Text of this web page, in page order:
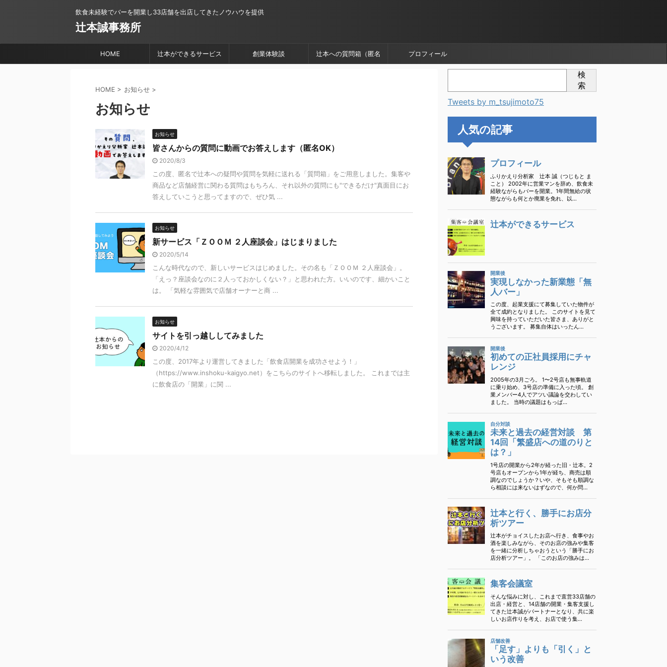
飲食未経験でバーを開業し33店舗を出店してきたノウハウを提供
辻本誠事務所
HOME 辻本ができるサービス 創業体験談 辻本への質問箱（匿名 プロフィール
HOME > お知らせ >
お知らせ
お知らせ
皆さんからの質問に動画でお答えします（匿名OK）
2020/8/3
この度、匿名で辻本への疑問や質問を気軽に送れる「質問箱」をご用意しました。集客や
商品など店舗経営に関わる質問はもちろん、それ以外の質問にも"できるだけ"真面目にお
答えしていこうと思ってますので、ぜひ気 ...
お知らせ
新サービス「ＺＯＯＭ ２人座談会」はじまりました
2020/5/14
こんな時代なので、新しいサービスはじめました。その名も「ＺＯＯＭ ２人座談会」。
「えっ？座談会なのに２人っておかしくない？」と思われた方。いいのです、細かいこと
は。 「気軽な雰囲気で店舗オーナーと商 ...
お知らせ
サイトを引っ越ししてみました
2020/4/12
この度、2017年より運営してきました「飲食店開業を成功させよう！」
（https://www.inshoku-kaigyo.net）をこちらのサイトへ移転しました。 これまでは主
に飲食店の「開業」に関 ...
検
索
Tweets by m_tsujimoto75
人気の記事